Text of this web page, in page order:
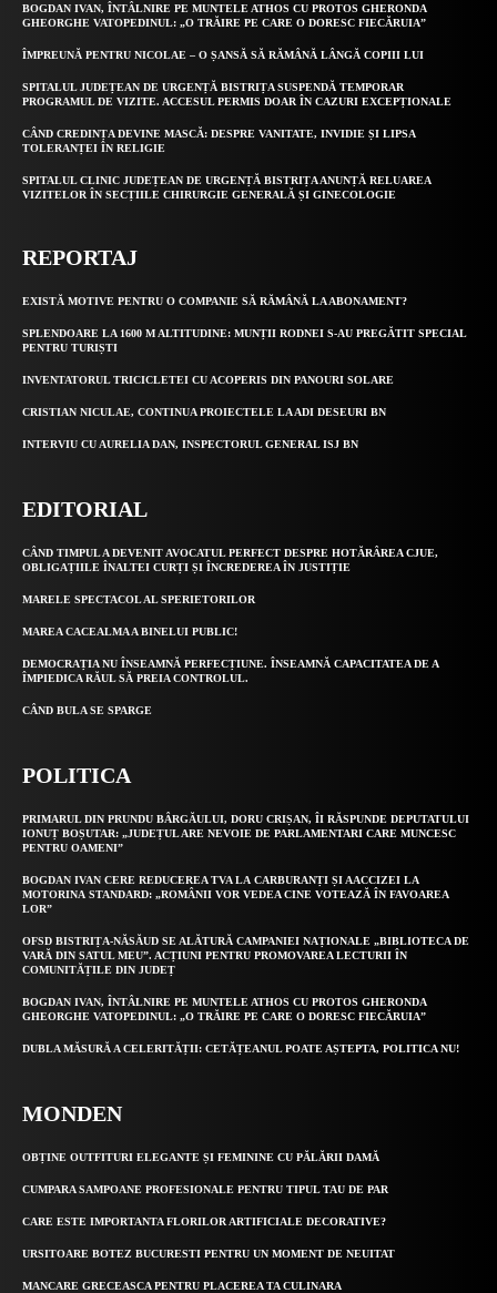
BOGDAN IVAN, ÎNTÂLNIRE PE MUNTELE ATHOS CU PROTOS GHERONDA
GHEORGHE VATOPEDINUL: „O TRĂIRE PE CARE O DORESC FIECĂRUIA”
ÎMPREUNĂ PENTRU NICOLAE – O ȘANSĂ SĂ RĂMÂNĂ LÂNGĂ COPIII LUI
SPITALUL JUDEȚEAN DE URGENȚĂ BISTRIȚA SUSPENDĂ TEMPORAR
PROGRAMUL DE VIZITE. ACCESUL PERMIS DOAR ÎN CAZURI EXCEPȚIONALE
CÂND CREDINȚA DEVINE MASCĂ: DESPRE VANITATE, INVIDIE ȘI LIPSA
TOLERANȚEI ÎN RELIGIE
SPITALUL CLINIC JUDEȚEAN DE URGENȚĂ BISTRIȚA ANUNȚĂ RELUAREA
VIZITELOR ÎN SECȚIILE CHIRURGIE GENERALĂ ȘI GINECOLOGIE
REPORTAJ
EXISTĂ MOTIVE PENTRU O COMPANIE SĂ RĂMÂNĂ LA ABONAMENT?
SPLENDOARE LA 1600 M ALTITUDINE: MUNȚII RODNEI S-AU PREGĂTIT SPECIAL
PENTRU TURIȘTI
INVENTATORUL TRICICLETEI CU ACOPERIS DIN PANOURI SOLARE
CRISTIAN NICULAE, CONTINUA PROIECTELE LA ADI DESEURI BN
INTERVIU CU AURELIA DAN, INSPECTORUL GENERAL ISJ BN
EDITORIAL
CÂND TIMPUL A DEVENIT AVOCATUL PERFECT DESPRE HOTĂRÂREA CJUE,
OBLIGAȚIILE ÎNALTEI CURȚI ȘI ÎNCREDEREA ÎN JUSTIȚIE
MARELE SPECTACOL AL SPERIETORILOR
MAREA CACEALMA A BINELUI PUBLIC!
DEMOCRAȚIA NU ÎNSEAMNĂ PERFECȚIUNE. ÎNSEAMNĂ CAPACITATEA DE A
ÎMPIEDICA RĂUL SĂ PREIA CONTROLUL.
CÂND BULA SE SPARGE
POLITICA
PRIMARUL DIN PRUNDU BÂRGĂULUI, DORU CRIȘAN, ÎI RĂSPUNDE DEPUTATULUI
IONUȚ BOȘUTAR: „JUDEȚUL ARE NEVOIE DE PARLAMENTARI CARE MUNCESC
PENTRU OAMENI”
BOGDAN IVAN CERE REDUCEREA TVA LA CARBURANȚI ȘI AACCIZEI LA
MOTORINA STANDARD: „ROMÂNII VOR VEDEA CINE VOTEAZĂ ÎN FAVOAREA
LOR”
OFSD BISTRIȚA-NĂSĂUD SE ALĂTURĂ CAMPANIEI NAȚIONALE „BIBLIOTECA DE
VARĂ DIN SATUL MEU”. ACȚIUNI PENTRU PROMOVAREA LECTURII ÎN
COMUNITĂȚILE DIN JUDEȚ
BOGDAN IVAN, ÎNTÂLNIRE PE MUNTELE ATHOS CU PROTOS GHERONDA
GHEORGHE VATOPEDINUL: „O TRĂIRE PE CARE O DORESC FIECĂRUIA”
DUBLA MĂSURĂ A CELERITĂȚII: CETĂȚEANUL POATE AȘTEPTA, POLITICA NU!
MONDEN
OBȚINE OUTFITURI ELEGANTE ȘI FEMININE CU PĂLĂRII DAMĂ
CUMPARA SAMPOANE PROFESIONALE PENTRU TIPUL TAU DE PAR
CARE ESTE IMPORTANTA FLORILOR ARTIFICIALE DECORATIVE?
URSITOARE BOTEZ BUCURESTI PENTRU UN MOMENT DE NEUITAT
MANCARE GRECEASCA PENTRU PLACEREA TA CULINARA